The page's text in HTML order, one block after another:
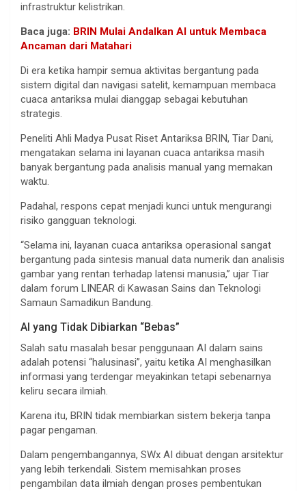
infrastruktur kelistrikan.
Baca juga: BRIN Mulai Andalkan AI untuk Membaca
Ancaman dari Matahari
Di era ketika hampir semua aktivitas bergantung pada
sistem digital dan navigasi satelit, kemampuan membaca
cuaca antariksa mulai dianggap sebagai kebutuhan
strategis.
Peneliti Ahli Madya Pusat Riset Antariksa BRIN, Tiar Dani,
mengatakan selama ini layanan cuaca antariksa masih
banyak bergantung pada analisis manual yang memakan
waktu.
Padahal, respons cepat menjadi kunci untuk mengurangi
risiko gangguan teknologi.
“Selama ini, layanan cuaca antariksa operasional sangat
bergantung pada sintesis manual data numerik dan analisis
gambar yang rentan terhadap latensi manusia,” ujar Tiar
dalam forum LINEAR di Kawasan Sains dan Teknologi
Samaun Samadikun Bandung.
AI yang Tidak Dibiarkan “Bebas”
Salah satu masalah besar penggunaan AI dalam sains
adalah potensi “halusinasi”, yaitu ketika AI menghasilkan
informasi yang terdengar meyakinkan tetapi sebenarnya
keliru secara ilmiah.
Karena itu, BRIN tidak membiarkan sistem bekerja tanpa
pagar pengaman.
Dalam pengembangannya, SWx AI dibuat dengan arsitektur
yang lebih terkendali. Sistem memisahkan proses
pengambilan data ilmiah dengan proses pembentukan